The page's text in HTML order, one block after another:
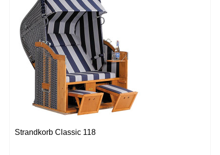
Strandkorb Classic 118